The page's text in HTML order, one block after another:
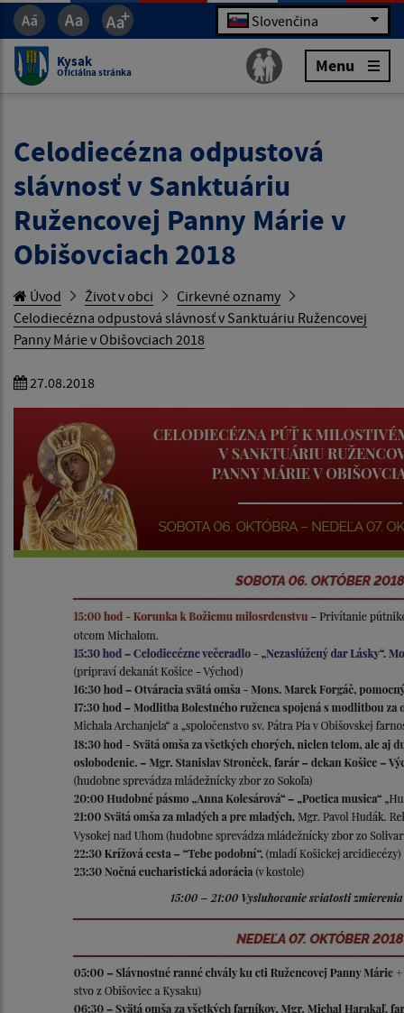
Slovenčina
Kysak
Oficiálna stránka Menu
Celodiecézna odpustová
slávnosť v Sanktuáriu
Ružencovej Panny Márie v
Obišovciach 2018
Úvod Život v obci
Cirkevné oznamy
Celodiecézna odpustová slávnosť v Sanktuáriu Ružencovej
Panny Márie v Obišovciach 2018
27.08.2018